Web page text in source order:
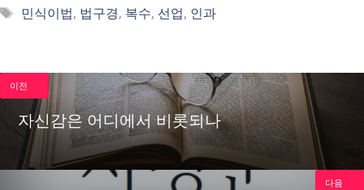
태
민식이법, 법구경, 복수, 선업, 인과
이전
자신감은 어디에서 비롯되나
다음